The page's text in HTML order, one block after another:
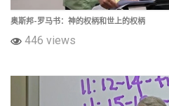
奥斯邦-罗马书：神的权柄和世上的权柄
446 views